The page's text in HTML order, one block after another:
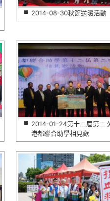
2014-08-30秋節送暖活動
2014-01-24第十二屆第二
港都聯合助學相見歡